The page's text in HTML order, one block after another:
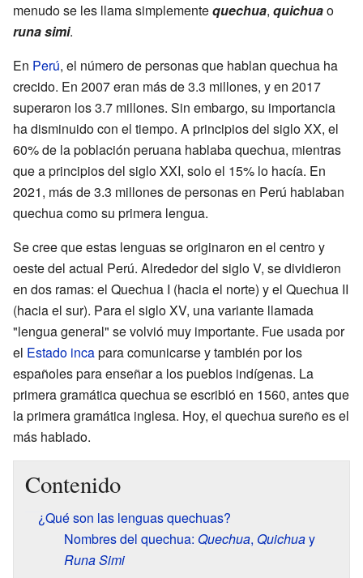
menudo se les llama simplementequechua, quichuao
runa simi.
En Perú, el número de personas que hablan quechua ha
crecido. En 2007 eran más de 3.3 millones, y en 2017
superaron los 3.7 millones. Sin embargo, su importancia
ha disminuido con el tiempo. A principios del siglo XX, el
60% de la población peruana hablaba quechua, mientras
que a principios del siglo XXI, solo el 15% lo hacía. En
2021, más de 3.3 millones de personas en Perú hablaban
quechua como su primera lengua.
Se cree que estas lenguas se originaron en el centro y
oeste del actual Perú. Alrededor del siglo V, se dividieron
en dos ramas: el Quechua I (hacia el norte) y el Quechua II
(hacia el sur). Para el siglo XV, una variante llamada
"lengua general" se volvió muy importante. Fue usada por
el Estado incapara comunicarse y también por los
españoles para enseñar a los pueblos indígenas. La
primera gramática quechua se escribió en 1560, antes que
la primera gramática inglesa. Hoy, el quechua sureño es el
más hablado.
Contenido
¿Qué son las lenguas quechuas?
Nombres del quechua: Quechua, Quichuay
Runa Simi